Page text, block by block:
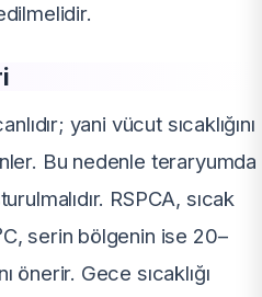
yani vücut sıcaklığını
Bu nedenle teraryumda
RSPCA, sıcak
serin bölgenin ise 20–
önerir. Gece sıcaklığı